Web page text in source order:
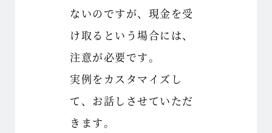
ないのですが、現金を受
け取るという場合には、
注意が必要です。
実例をカスタマイズし
て、お話しさせていただ
きます。